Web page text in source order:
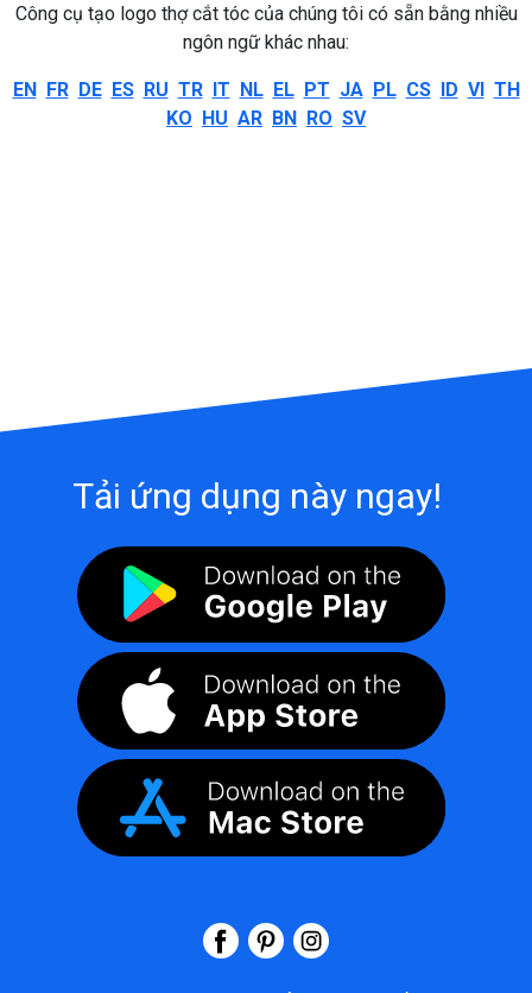
Công cụ tạo logo thợ cắt tóc của chúng tôi có sẵn bằng nhiều
ngôn ngữ khác nhau:
EN FR DE ES RU TR IT NL EL PT JA PL CS ID VI TH
KO HU AR BN RO SV
Tải ứng dụng này ngay!